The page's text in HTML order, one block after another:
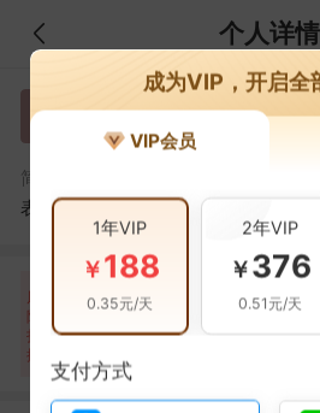
个人详情
李 李应标
简介：
李应标，岳西县李塆劳务服
表人
风
险
扫
描
暂无风险
成为VIP，开启全
VIP会员
1年VIP
￥188
0.35元/天
2年VIP
￥376
0.51元/天
支付方式